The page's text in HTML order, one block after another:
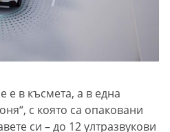
е в късмета, а в една
с която са опаковани
си – до 12 ултразвукови